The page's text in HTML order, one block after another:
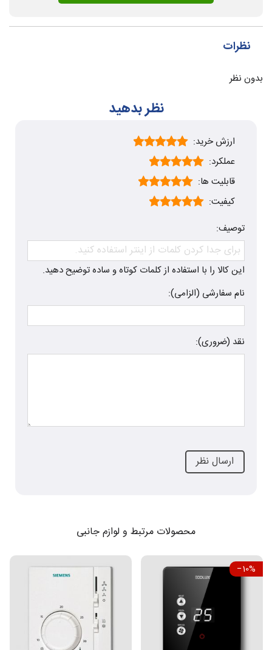
نظرات
بدون نظر
نظر بدهید
ارزش خرید:
عملکرد:
قابلیت ها:
کیفیت:
توصیف:
این کالا را با استفاده از کلمات کوتاه و ساده توضیح دهید.
نام سفارشی (الزامی):
نقد (ضروری):
محصولات مرتبط و لوازم جانبی
‎−10%